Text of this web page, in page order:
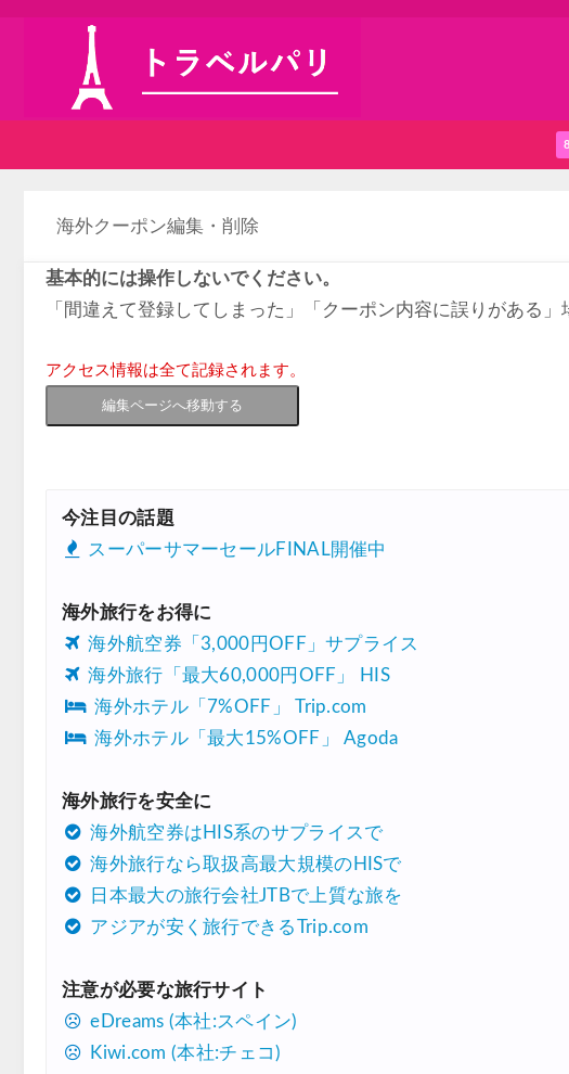
海外クーポン編集・削除
基本的には操作しないでください。
「間違えて登録してしまった」「クーポン内容に誤りがある」
アクセス情報は全て記録されます。
編集ページへ移動する
今注目の話題
スーパーサマーセールFINAL開催中
海外旅行をお得に
海外航空券「3,000円OFF」サプライス
海外旅行「最大60,000円OFF」 HIS
海外ホテル「7%OFF」 Trip.com
海外ホテル「最大15%OFF」 Agoda
海外旅行を安全に
海外航空券はHIS系のサプライスで
海外旅行なら取扱高最大規模のHISで
日本最大の旅行会社JTBで上質な旅を
アジアが安く旅行できるTrip.com
注意が必要な旅行サイト
eDreams (本社:スペイン)
Kiwi.com (本社:チェコ)